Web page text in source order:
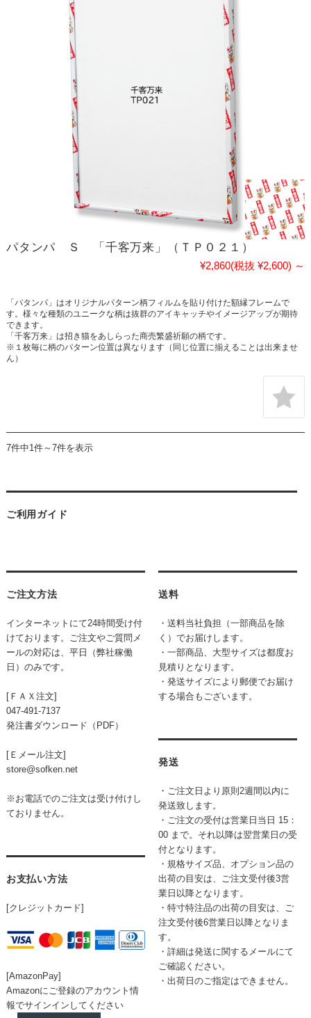
パタンパ Ｓ 「千客万来」（ＴＰ０２１）
¥2,860(税抜 ¥2,600) ～
「パタンパ」はオリジナルパターン柄フィルムを貼り付けた額縁フレームで
す。様々な種類のユニークな柄は抜群のアイキャッチやイメージアップが期待
できます。
「千客万来」は招き猫をあしらった商売繁盛祈願の柄です。
※１枚毎に柄のパターン位置は異なります（同じ位置に揃えることは出来ませ
ん）
7件中1件～7件を表示
ご利用ガイド
ご注文方法
インターネットにて24時間受け付
けております。ご注文やご質問メ
ールの対応は、平日（弊社稼働
日）のみです。
[ＦＡＸ注文]
047-491-7137
発注書ダウンロード（PDF）
[Ｅメール注文]
store@sofken.net
※お電話でのご注文は受け付けし
ておりません。
お支払い方法
[クレジットカード]
[AmazonPay]
Amazonにご登録のアカウント情
報でサインインしてください
送料
・送料当社負担（一部商品を除
く）でお届けします。
・一部商品、大型サイズは都度お
見積りとなります。
・発送サイズにより郵便でお届け
する場合もございます。
発送
・ご注文日より原則2週間以内に
発送致します。
・ご注文の受付は営業日当日 15：
00 まで。それ以降は翌営業日の受
付となります。
・規格サイズ品、オプション品の
出荷の目安は、ご注文受付後3営
業日以降となります。
・特寸特注品の出荷の目安は、ご
注文受付後6営業日以降となりま
す。
・詳細は発送に関するメールにて
ご確認ください。
・出荷日のご指定はできません。